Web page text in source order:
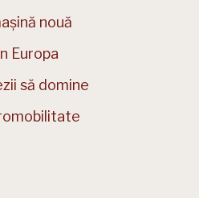
nouă
Europa
să domine